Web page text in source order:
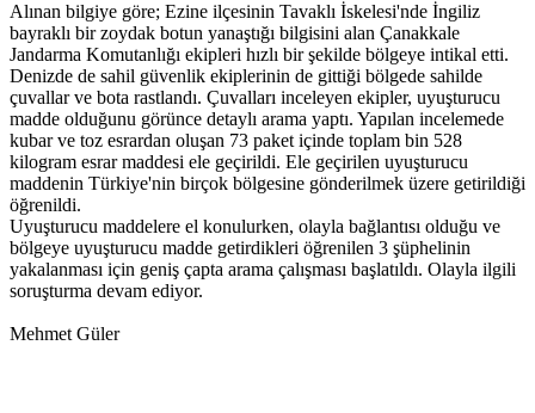
Alınan bilgiye göre; Ezine ilçesinin Tavaklı İskelesi'nde İngiliz
bayraklı bir zoydak botun yanaştığı bilgisini alan Çanakkale
Jandarma Komutanlığı ekipleri hızlı bir şekilde bölgeye intikal etti.
Denizde de sahil güvenlik ekiplerinin de gittiği bölgede sahilde
çuvallar ve bota rastlandı. Çuvalları inceleyen ekipler, uyuşturucu
madde olduğunu görünce detaylı arama yaptı. Yapılan incelemede
kubar ve toz esrardan oluşan 73 paket içinde toplam bin 528
kilogram esrar maddesi ele geçirildi. Ele geçirilen uyuşturucu
maddenin Türkiye'nin birçok bölgesine gönderilmek üzere getirildiği
öğrenildi.
Uyuşturucu maddelere el konulurken, olayla bağlantısı olduğu ve
bölgeye uyuşturucu madde getirdikleri öğrenilen 3 şüphelinin
yakalanması için geniş çapta arama çalışması başlatıldı. Olayla ilgili
soruşturma devam ediyor.
Mehmet Güler